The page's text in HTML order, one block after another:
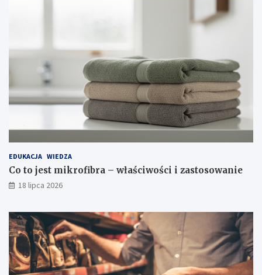
EDUKACJA WIEDZA
Co to jest mikrofibra – właściwości i zastosowanie
18 lipca 2026